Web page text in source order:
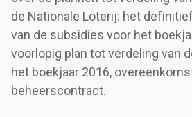
de Nationale Loterij: het
van de subsidies voor het
voorlopig plan tot verdeling van
het boekjaar 2016,
beheerscontract.